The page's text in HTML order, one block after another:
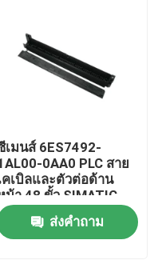
เมนส์ 6ES7492-
0AA0 PLC สาย
คเบิลและตัวต่อด้าน
น้า 48 ขั้ว SIMATIC
400
ส่งคำถาม